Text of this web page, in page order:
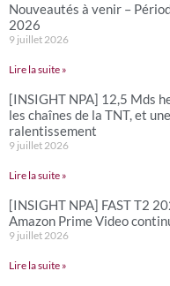
Nouveautés à venir –
2026
9 juillet 2026
Lire la suite »
[INSIGHT NPA] 12,5 Mds
les chaînes de la TNT, et
ralentissement
9 juillet 2026
Lire la suite »
[INSIGHT NPA] FAST T2
Amazon Prime Video
9 juillet 2026
Lire la suite »